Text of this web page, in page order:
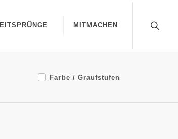
MITMACHEN
Farbe / Graufstufen